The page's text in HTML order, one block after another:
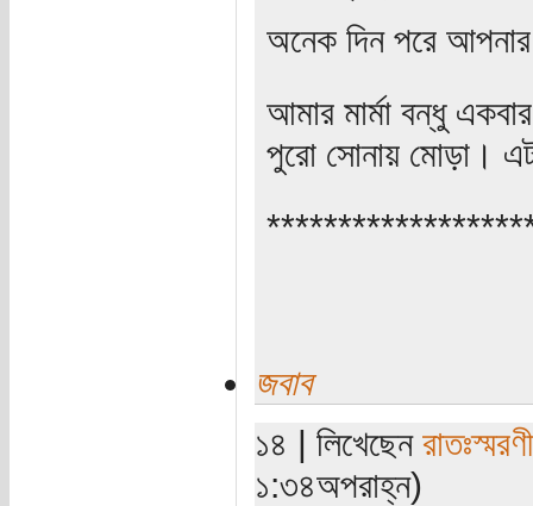
অনেক দিন পরে আপনার
আমার মার্মা বন্ধু একবার
পুরো সোনায় মোড়া।
জবাব
১৪ | লিখেছেন
১:৩৪অপরাহ্ন)